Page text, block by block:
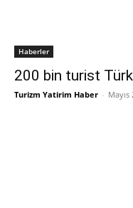
Haberler
200 bin turist
Turizm Yatirim Haber - Mayıs